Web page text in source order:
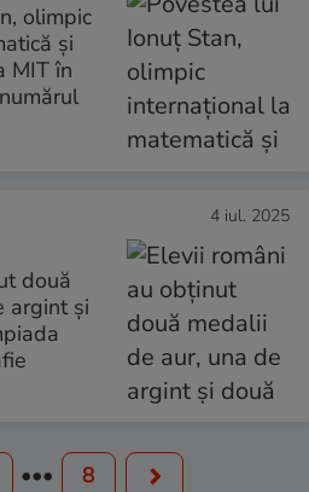
olimpic
și
MIT în
4 iul. 2025
două
argint și
••• 8